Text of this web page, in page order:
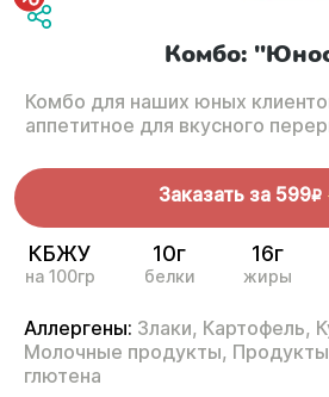
Комбо:
Комбо для наших юных
аппетитное для вкусного
Заказать за 599R
КБЖУ
на 100гр
10г
белки
16г
жиры
Аллергены: Злаки, Картофель,
Молочные продукты,
глютена